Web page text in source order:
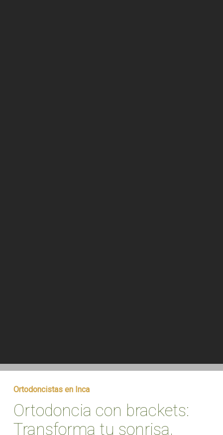
Ortodoncistas en Inca
Ortodoncia con brackets:
Transforma tu sonrisa,